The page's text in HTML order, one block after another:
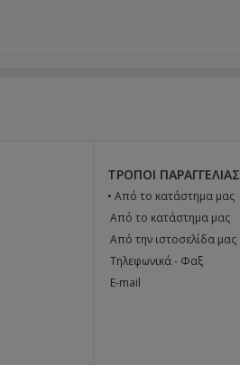
ΤΡΌΠΟΙ ΠΑΡΑΓΓΕΛΊΑΣ
• Από το κατάστημα μας
 Από το κατάστημα μας
 Από την ιστοσελίδα μας
 Tηλεφωνικά - Φαξ
 E-mail